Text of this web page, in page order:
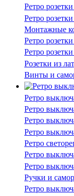
Ретро
Ретро
Монтажные
Ретро
Ретро
Розетки из
Винты и
Ретро
Ретро
Ретро
Ретро
Ретро
Ретро
Ретро
Ручки и
Ретро